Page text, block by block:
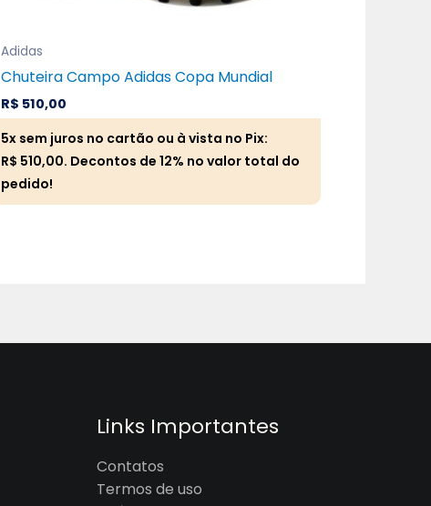
Adidas
Chuteira Campo Adidas Copa Mundial
R$ 510,00
5x sem juros no cartão ou à vista no Pix:
R$ 510,00. Decontos de 12% no valor total do
pedido!
Links Importantes
Contatos
Termos de uso